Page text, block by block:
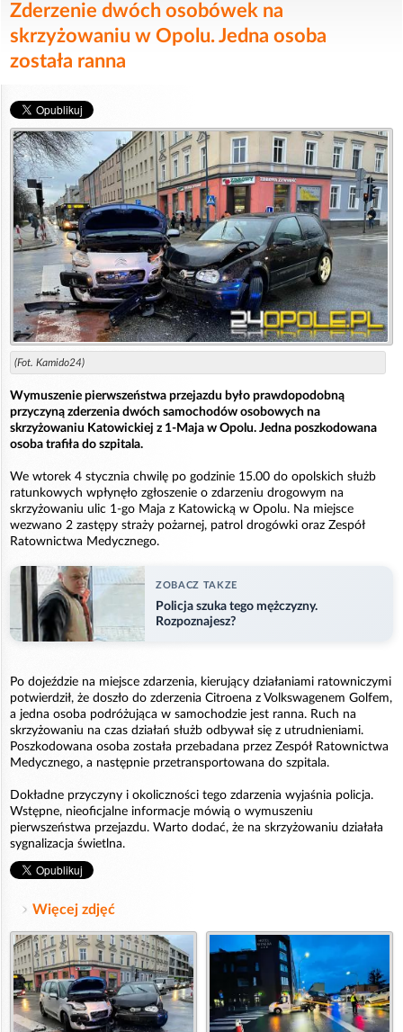
Zderzenie dwóch osobówek na
skrzyżowaniu w Opolu. Jedna osoba
została ranna
(Fot. Kamido24)
Wymuszenie pierwszeństwa przejazdu było prawdopodobną
przyczyną zderzenia dwóch samochodów osobowych na
skrzyżowaniu Katowickiej z 1-Maja w Opolu. Jedna poszkodowana
osoba trafiła do szpitala.
We wtorek 4 stycznia chwilę po godzinie 15.00 do opolskich służb
ratunkowych wpłynęło zgłoszenie o zdarzeniu drogowym na
skrzyżowaniu ulic 1-go Maja z Katowicką w Opolu. Na miejsce
wezwano 2 zastępy straży pożarnej, patrol drogówki oraz Zespół
Ratownictwa Medycznego.
ZOBACZ TAKZE
Policja szuka tego mężczyzny.
Rozpoznajesz?
Po dojeździe na miejsce zdarzenia, kierujący działaniami ratowniczymi
potwierdził, że doszło do zderzenia Citroena z Volkswagenem Golfem,
a jedna osoba podróżująca w samochodzie jest ranna. Ruch na
skrzyżowaniu na czas działań służb odbywał się z utrudnieniami.
Poszkodowana osoba została przebadana przez Zespół Ratownictwa
Medycznego, a następnie przetransportowana do szpitala.
Dokładne przyczyny i okoliczności tego zdarzenia wyjaśnia policja.
Wstępne, nieoficjalne informacje mówią o wymuszeniu
pierwszeństwa przejazdu. Warto dodać, że na skrzyżowaniu działała
sygnalizacja świetlna.
Więcej zdjęć